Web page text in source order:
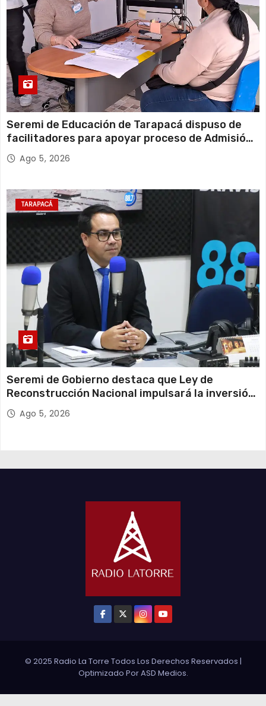
Seremi de Educación de Tarapacá dispuso de
facilitadores para apoyar proceso de Admisión
Escolar 2027
Ago 5, 2026
TARAPACÁ
Seremi de Gobierno destaca que Ley de
Reconstrucción Nacional impulsará la inversión
y el empleo en Tarapacá
Ago 5, 2026
© 2025 Radio La Torre Todos Los Derechos Reservados |
Optimizado PorASD Medios.